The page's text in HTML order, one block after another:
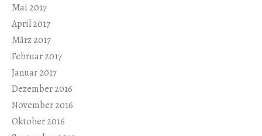
Mai 2017
April 2017
März 2017
Februar 2017
Januar 2017
Dezember 2016
November 2016
Oktober 2016